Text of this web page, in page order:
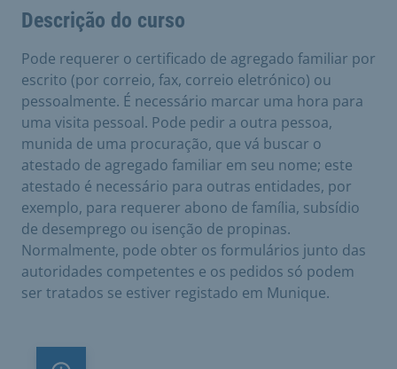
Descrição do curso
Pode requerer o certificado de agregado familiar por
escrito (por correio, fax, correio eletrónico) ou
pessoalmente. É necessário marcar uma hora para
uma visita pessoal. Pode pedir a outra pessoa,
munida de uma procuração, que vá buscar o
atestado de agregado familiar em seu nome; este
atestado é necessário para outras entidades, por
exemplo, para requerer abono de família, subsídio
de desemprego ou isenção de propinas.
Normalmente, pode obter os formulários junto das
autoridades competentes e os pedidos só podem
ser tratados se estiver registado em Munique.